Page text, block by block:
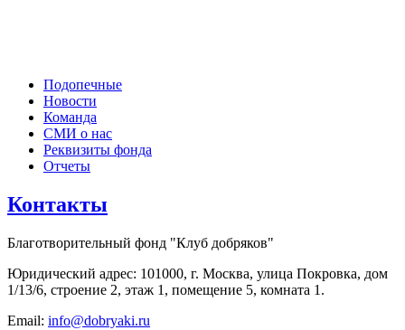
Подопечные
Новости
Команда
СМИ о нас
Реквизиты фонда
Отчеты
Контакты
Благотворительный фонд "Клуб добряков"
Юридический адрес: 101000, г. Москва, улица Покровка, дом
1/13/6, строение 2, этаж 1, помещение 5, комната 1.
Email: info@dobryaki.ru